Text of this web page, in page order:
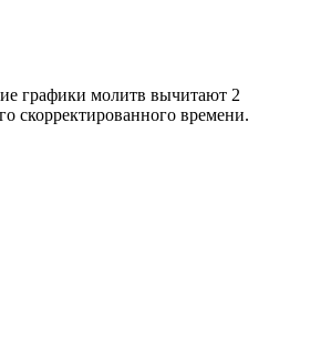
графики молитв вычитают 2
скорректированного времени.